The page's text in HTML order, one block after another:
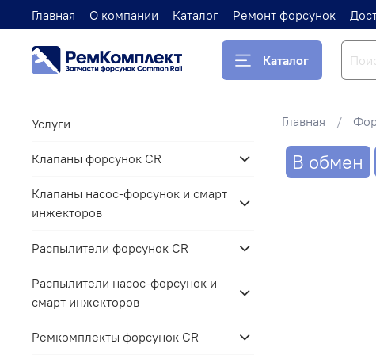
Главная О компании Каталог Ремонт форсунок
Каталог
Главная
В обмен
Услуги
Клапаны форсунок CR
Клапаны насос-форсунок и смарт
инжекторов
Распылители форсунок CR
Распылители насос-форсунок и
смарт инжекторов
Ремкомплекты форсунок CR